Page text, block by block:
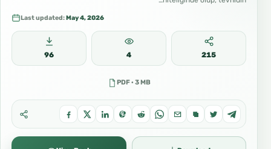
Last updated:May 4, 2026
96 4 215
PDF · 3 MB